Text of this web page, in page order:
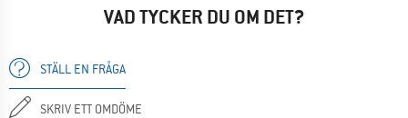
VAD TYCKER DU OM DET?
STÄLL EN FRÅGA
SKRIV ETT OMDÖME